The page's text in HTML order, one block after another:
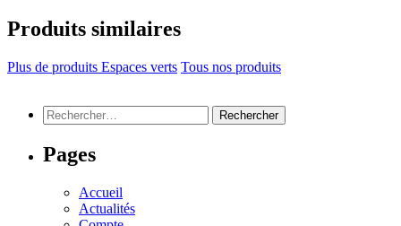
Produits similaires
Plus de produits Espaces verts Tous nos produits
Rechercher :
Pages
Accueil
Actualités